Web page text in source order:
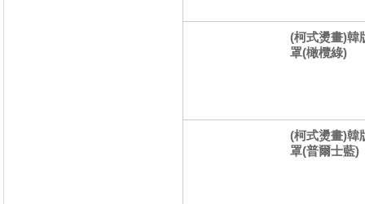
(柯式燙畫)韓
罩(橄欖綠)
(柯式燙畫)韓
罩(普爾士藍)